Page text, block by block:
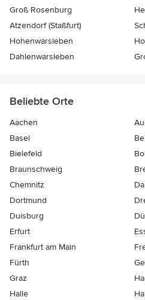
Groß Rosenburg
Atzendorf (Staßfurt)
Hohenwarsleben
Dahlenwarsleben
Beliebte Orte
Aachen
Basel
Bielefeld
Braunschweig
Chemnitz
Dortmund
Duisburg
Erfurt
Frankfurt am Main
Fürth
Graz
Halle